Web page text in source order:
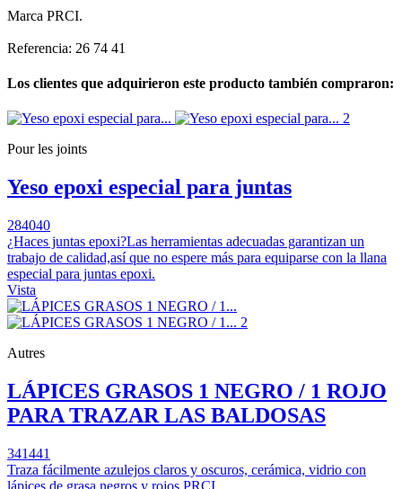
Marca PRCI.
Referencia: 26 74 41
Los clientes que adquirieron este producto también compraron:
Pour les joints
Yeso epoxi especial para juntas
284040
¿Haces juntas epoxi?Las herramientas adecuadas garantizan un
trabajo de calidad,así que no espere más para equiparse con la llana
especial para juntas epoxi.
Vista
Autres
LÁPICES GRASOS 1 NEGRO / 1 ROJO
PARA TRAZAR LAS BALDOSAS
341441
Traza fácilmente azulejos claros y oscuros, cerámica, vidrio con
lápices de grasa negros y rojos PRCI.